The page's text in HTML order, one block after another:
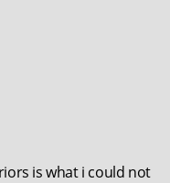
is what i could not